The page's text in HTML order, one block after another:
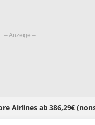
Airlines ab 386,29€